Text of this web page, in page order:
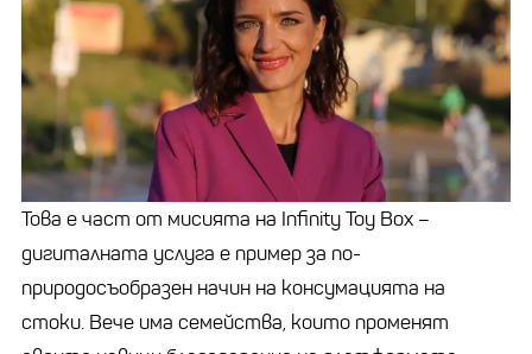
Това е част от мисията на Infinity Toy Box –
дигиталната услуга е пример за по-
природосъобразен начин на консумацията на
стоки. Вече има семейства, които променят